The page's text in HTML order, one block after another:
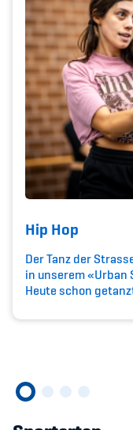
Diversität &
Infomails
Spitzensport
Organisation
Hip Hop
Der Tanz der
in unserem «Urban
Heute schon